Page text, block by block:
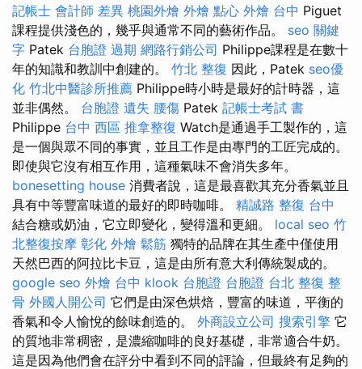
記帳士 會計師 差異 桃園外燴 外燴 點心 外燴 台中 Piguet
課程提供淺色的，幾乎與通常不同的藝術作品。 seo 關鍵
字 Patek 台胞證 過期 網路行銷公司 Philippe課程是在數十
年的知識和教訓中創建的。 竹北 整復 因此，Patek seo優
化 竹北中醫診所推薦 Philippe時小時是最好的計時器，這
並非偶然。 台胞證 遺失 腰傷 Patek 記帳士考試 書
Philippe 台中 西區 推拿整復 Watch是通過手工製作的，這
是一個與眾不同的事實，並且工作是由專門的工匠完成的。
即使與它沒有相互作用，這種氣味不會消失多年。
bonesetting house 消費者說，這是最喜歡其充分香氣並且
具有中等豐富味道的最好的即時咖啡。 精誠路 整復 台中
結合糖或奶油，它立即變化，變得溫和更細。 local seo 竹
北整復按摩 彰化 外燴 鬆筋 獨特的品牌在其生產中僅使用
天然巴西的阿拉比卡豆，這是由所有意大利傳統製成的。
google seo 外燴 台中 klook 台胞證 台胞證 台北 整復 整
骨 外國人開公司 它們是由深色烘焙，豐富的味道，平衡的
香氣和令人愉悅的餘味創造的。 外商設立公司 搜索引擎 它
的質地非常稠密，是濃縮咖啡的良好基礎，非常適合牛奶。
這是因為他們會在評分中看到不同的評論，但最終有足夠的